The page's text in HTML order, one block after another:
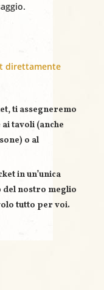
direttamente
, ti assegneremo
tavoli (anche
o al
in un’unica
nostro meglio
tutto per voi.